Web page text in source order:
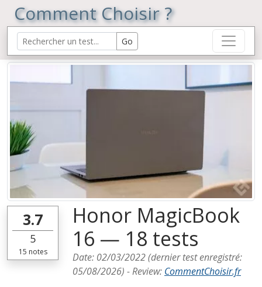
Comment Choisir ?
3.7
5
15 notes
Honor MagicBook
16 — 18 tests
Date: 02/03/2022(dernier test enregistré:
05/08/2026) -Review: CommentChoisir.fr